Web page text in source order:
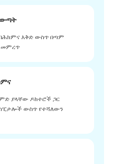
በሕክምና እቅድ ውስጥ በጣም
ያላቸው ዶክተሮች ጋር
ውስጥ የተሻለውን